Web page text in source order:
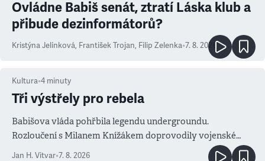
Ovládne Babiš senát, ztratí Láska klub a
přibude dezinformátorů?
Kristýna Jelínková, František Trojan, Filip Zelenka•7. 8. 2026
Kultura•4 minuty
Tři výstřely pro rebela
Babišova vláda pohřbila legendu undergroundu.
Rozloučení s Milanem Knížákem doprovodily vojenské
Jan H. Vitvar•7. 8. 2026